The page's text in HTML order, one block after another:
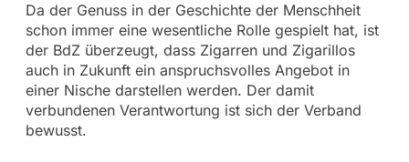
Da der Genuss in der Geschichte der Menschheit
schon immer eine wesentliche Rolle gespielt hat, ist
der BdZ überzeugt, dass Zigarren und Zigarillos
auch in Zukunft ein anspruchsvolles Angebot in
einer Nische darstellen werden. Der damit
verbundenen Verantwortung ist sich der Verband
bewusst.